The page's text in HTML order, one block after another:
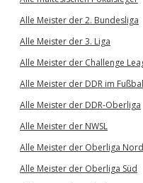
Alle Meister der 2. Bundesliga
Alle Meister der 3. Liga
Alle Meister der Challenge
Alle Meister der DDR im
Alle Meister der DDR-Oberliga
Alle Meister der NWSL
Alle Meister der Oberliga Nord
Alle Meister der Oberliga Süd